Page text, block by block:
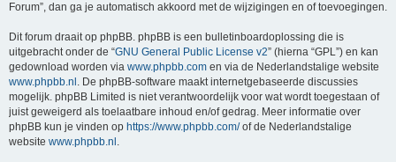
Forum”, dan ga je automatisch akkoord met de wijzigingen en of toevoegingen.
Dit forum draait op phpBB. phpBB is een bulletinboardoplossing die is
uitgebracht onder de “GNU General Public License v2” (hierna “GPL”) en kan
gedownload worden via www.phpbb.com en via de Nederlandstalige website
www.phpbb.nl . De phpBB-software maakt internetgebaseerde discussies
mogelijk. phpBB Limited is niet verantwoordelijk voor wat wordt toegestaan of
juist geweigerd als toelaatbare inhoud en/of gedrag. Meer informatie over
phpBB kun je vinden op https://www.phpbb.com/of de Nederlandstalige
website www.phpbb.nl .